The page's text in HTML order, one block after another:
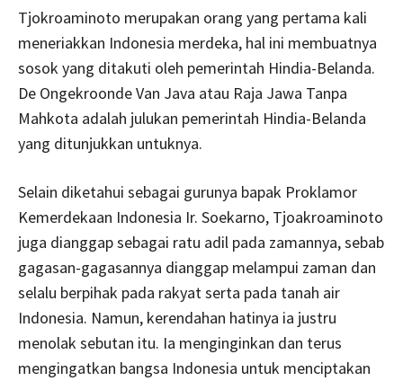
Tjokroaminoto merupakan orang yang pertama kali
meneriakkan Indonesia merdeka, hal ini membuatnya
sosok yang ditakuti oleh pemerintah Hindia-Belanda.
De Ongekroonde Van Java atau Raja Jawa Tanpa
Mahkota adalah julukan pemerintah Hindia-Belanda
yang ditunjukkan untuknya.
Selain diketahui sebagai gurunya bapak Proklamor
Kemerdekaan Indonesia Ir. Soekarno, Tjoakroaminoto
juga dianggap sebagai ratu adil pada zamannya, sebab
gagasan-gagasannya dianggap melampui zaman dan
selalu berpihak pada rakyat serta pada tanah air
Indonesia. Namun, kerendahan hatinya ia justru
menolak sebutan itu. Ia menginginkan dan terus
mengingatkan bangsa Indonesia untuk menciptakan